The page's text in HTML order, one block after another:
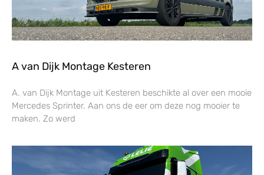
A van Dijk Montage Kesteren
A. van Dijk Montage uit Kesteren beschikte al over een mooie
Mercedes Sprinter. Aan ons de eer om deze nog mooier te
maken. Zo werd